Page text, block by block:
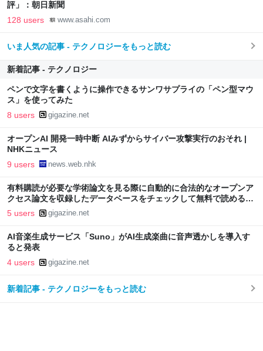
評」：朝日新聞
128 users www.asahi.com
いま人気の記事 - テクノロジーをもっと読む
新着記事 - テクノロジー
ペンで文字を書くように操作できるサンワサプライの「ペン型マウ
ス」を使ってみた
8 users gigazine.net
オープンAI 開発一時中断 AIみずからサイバー攻撃実行のおそれ |
NHKニュース
9 users news.web.nhk
有料購読が必要な学術論文を見る際に自動的に合法的なオープンア
クセス論文を収録したデータベースをチェックして無料で読めるか
どうかがわかる「Unpaywall」
5 users gigazine.net
AI音楽生成サービス「Suno」がAI生成楽曲に音声透かしを導入す
ると発表
4 users gigazine.net
新着記事 - テクノロジーをもっと読む